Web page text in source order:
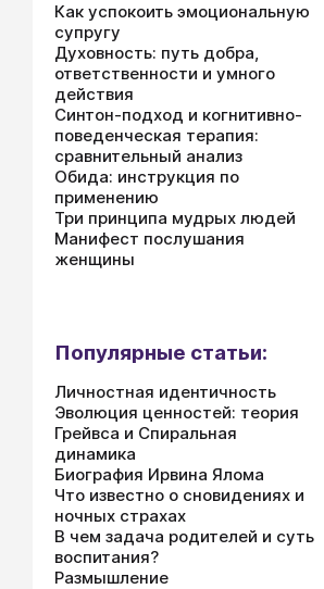
Как успокоить эмоциональную
супругу
Духовность: путь добра,
ответственности и умного
действия
Синтон-подход и когнитивно-
поведенческая терапия:
сравнительный анализ
Обида: инструкция по
применению
Три принципа мудрых людей
Манифест послушания
женщины
Популярные статьи:
Личностная идентичность
Эволюция ценностей: теория
Грейвса и Спиральная
динамика
Биография Ирвина Ялома
Что известно о сновидениях и
ночных страхах
В чем задача родителей и суть
воспитания?
Размышление